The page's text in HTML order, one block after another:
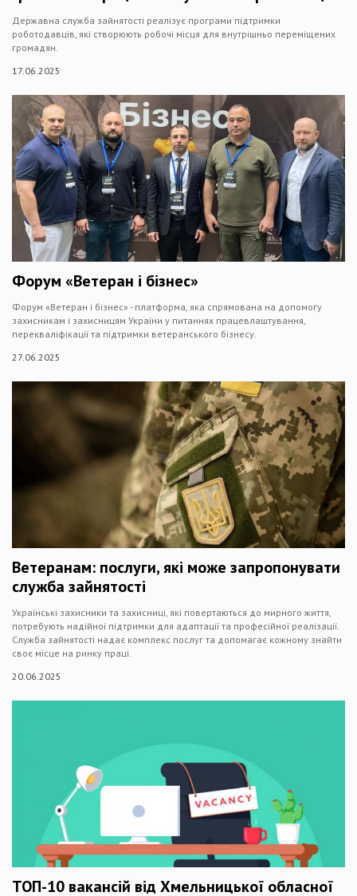
Державна служба зайнятості реалізує програми підтримки
роботодавців, які створюють робочі місця для внутрішньо переміщених
громадян.
17.06.2025
Форум «Ветеран і бізнес»
Форум «Ветеран і бізнес» - платформа, яка спрямована на допомогу
захисникам і захисницям України у питаннях працевлаштування,
перекваліфікації та підтримки ветеранського бізнесу.
27.06.2025
Ветеранам: послуги, які може запропонувати
служба зайнятості
Українські захисники та захисниці, які повертаються до мирного життя,
потребують надійної підтримки для адаптації та професійної реалізації.
Служба зайнятості надає комплекс послуг та допомагає кожному знайти
своє місце на ринку праці.
20.06.2025
ТОП-10 вакансій від Хмельницької обласної